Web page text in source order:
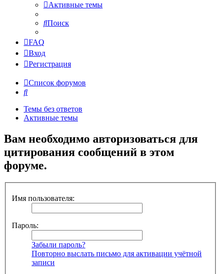
Активные темы
Поиск
FAQ
Вход
Регистрация
Список форумов
Поиск
Темы без ответов
Активные темы
Вам необходимо авторизоваться для
цитирования сообщений в этом
форуме.
Имя пользователя:
Пароль:
Забыли пароль?
Повторно выслать письмо для активации учётной
записи